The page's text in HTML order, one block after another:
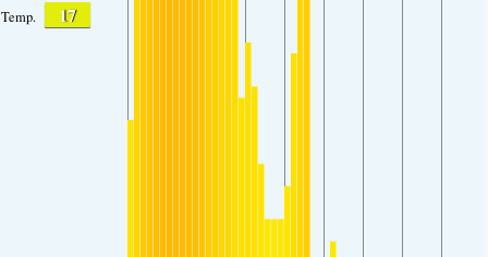
Temp. 17